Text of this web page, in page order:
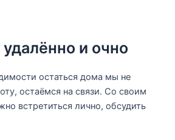
и очно
остаться дома мы не
остаёмся на связи. Со своим
встретиться лично, обсудить